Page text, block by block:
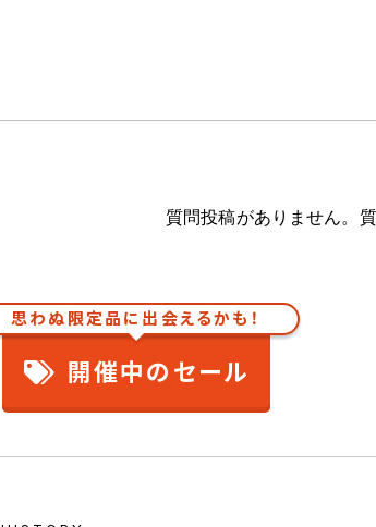
質問投稿がありません。
思わぬ限定品に出会えるかも！
開催中のセール